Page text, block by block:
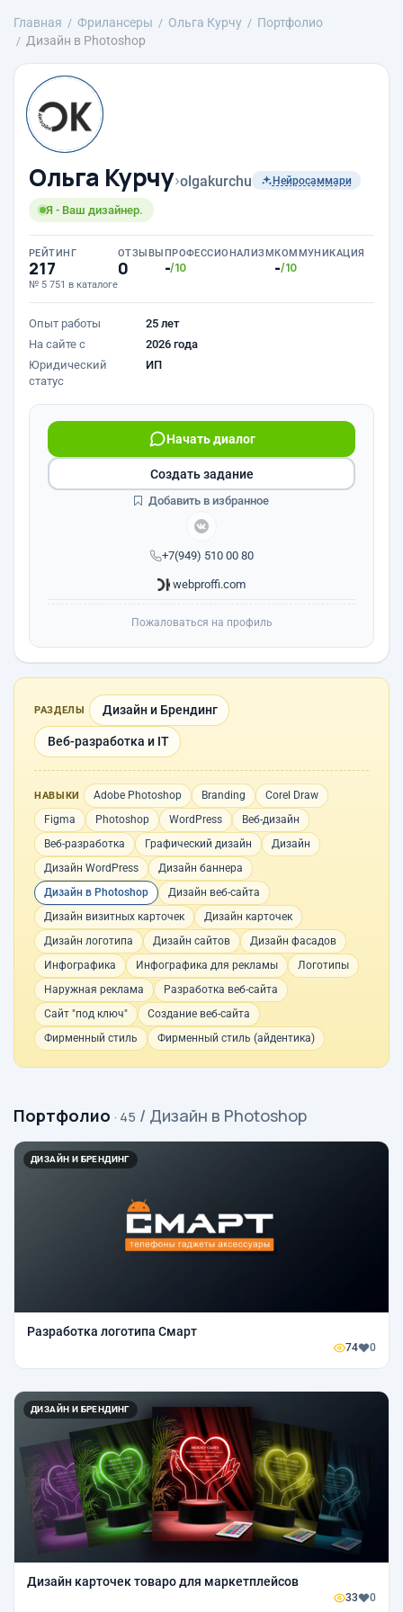
Главная Фрилансеры Ольга Курчу
Портфолио
Дизайн в Photoshop
Ольга Курчу›olgakurchu Нейросаммари
Я - Ваш дизайнер.
РЕЙТИНГ
217
№ 5 751 в каталоге
ОТЗЫВЫ
0
ПРОФЕССИОНАЛИЗМ
-/10
КОММУНИКАЦИЯ
-/10
Опыт работы
25 лет
На сайте с
2026 года
Юридический
статус
ИП
+7(949) 510 00 80
Начать диалог
webproffi.com
Создать задание
Добавить в избранное
Пожаловаться на профиль
РАЗДЕЛЫ Дизайн и Брендинг
Веб-разработка и IT
НАВЫКИ Adobe Photoshop Branding
Corel Draw
Figma
Photoshop WordPress
Веб-дизайн
Веб-разработка
Графический дизайн
Дизайн
Дизайн WordPress
Дизайн баннера
Дизайн в Photoshop
Дизайн веб-сайта
Дизайн визитных карточек
Дизайн карточек
Дизайн логотипа
Дизайн сайтов
Дизайн фасадов
Инфографика
Инфографика для рекламы
Логотипы
Наружная реклама
Разработка веб-сайта
Сайт "под ключ"
Создание веб-сайта
Фирменный стиль
Фирменный стиль (айдентика)
Портфолио · 45 / Дизайн в Photoshop
ДИЗАЙН И БРЕНДИНГ
Разработка логотипа Смарт
74 0
ДИЗАЙН И БРЕНДИНГ
Дизайн карточек товаро для маркетплейсов
33 0